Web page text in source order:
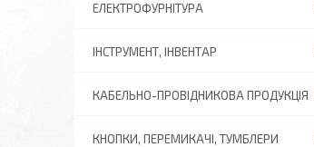
ЕЛЕКТРОФУРНІТУРА
ІНСТРУМЕНТ, ІНВЕНТАР
КАБЕЛЬНО-ПРОВІДНИКОВА ПРОДУКЦІЯ
КНОПКИ, ПЕРЕМИКАЧІ, ТУМБЛЕРИ